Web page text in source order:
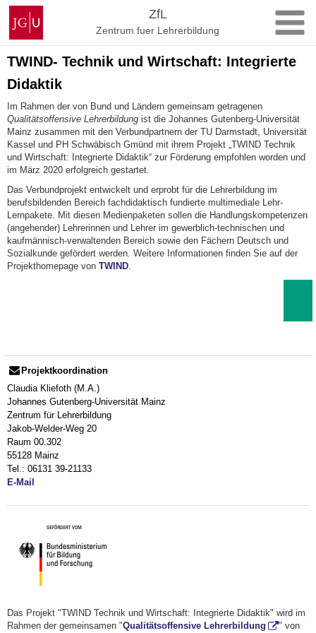
Zum
Inhalt
springen
Johannes
Gutenberg-
Universität
Mainz
ZfL
Zentrum fuer Lehrerbildung
TWIND- Technik und Wirtschaft: Integrierte
Didaktik
Im Rahmen der von Bund und Ländern gemeinsam getragenen
Qualitätsoffensive Lehrerbildung ist die Johannes Gutenberg-Universität
Mainz zusammen mit den Verbundpartnern der TU Darmstadt, Universität
Kassel und PH Schwäbisch Gmünd mit ihrem Projekt „TWIND Technik
und Wirtschaft: Integrierte Didaktik“ zur Förderung empfohlen worden und
im März 2020 erfolgreich gestartet.
Das Verbundprojekt entwickelt und erprobt für die Lehrerbildung im
berufsbildenden Bereich fachdidaktisch fundierte multimediale Lehr-
Lernpakete. Mit diesen Medienpaketen sollen die Handlungskompetenzen
(angehender) Lehrerinnen und Lehrer im gewerblich-technischen und
kaufmännisch-verwaltenden Bereich sowie den Fächern Deutsch und
Sozialkunde gefördert werden. Weitere Informationen finden Sie auf der
Projekthomepage von TWIND
Projektkoordination
Claudia Kliefoth (M.A.)
Johannes Gutenberg-Universität Mainz
Zentrum für Lehrerbildung
Jakob-Welder-Weg 20
Raum 00.302
55128 Mainz
Tel.: 06131 39-21133
E-Mail
Das Projekt "TWIND Technik und Wirtschaft: Integrierte Didaktik" wird im
Rahmen der gemeinsamen "Qualitätsoffensive Lehrerbildung " von